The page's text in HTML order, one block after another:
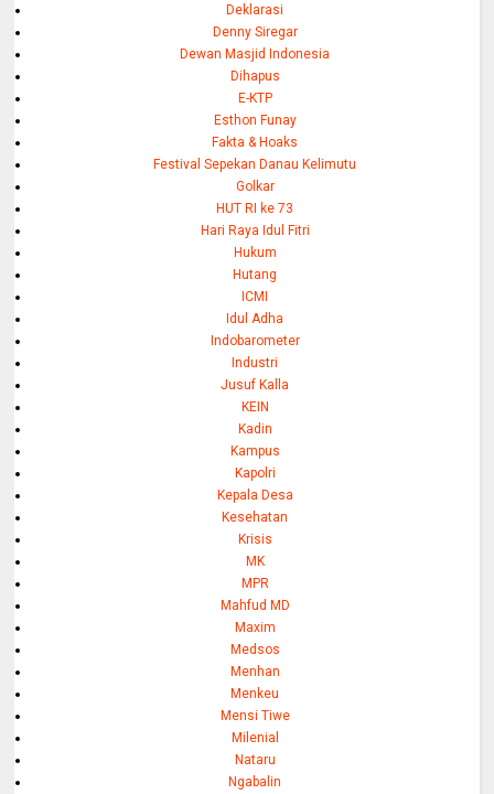
Deklarasi
Denny Siregar
Dewan Masjid Indonesia
Dihapus
E-KTP
Esthon Funay
Fakta & Hoaks
Festival Sepekan Danau Kelimutu
Golkar
HUT RI ke 73
Hari Raya Idul Fitri
Hukum
Hutang
ICMI
Idul Adha
Indobarometer
Industri
Jusuf Kalla
KEIN
Kadin
Kampus
Kapolri
Kepala Desa
Kesehatan
Krisis
MK
MPR
Mahfud MD
Maxim
Medsos
Menhan
Menkeu
Mensi Tiwe
Milenial
Nataru
Ngabalin